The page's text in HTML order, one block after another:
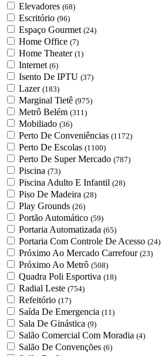
Elevadores (68)
Escritório (96)
Espaço Gourmet (24)
Home Office (7)
Home Theater (1)
Internet (6)
Isento De IPTU (37)
Lazer (183)
Marginal Tietê (975)
Metrô Belém (311)
Mobiliado (36)
Perto De Conveniências (1172)
Perto De Escolas (1100)
Perto De Super Mercado (787)
Piscina (73)
Piscina Adulto E Infantil (28)
Piso De Madeira (28)
Play Grounds (26)
Portão Automático (59)
Portaria Automatizada (65)
Portaria Com Controle De Acesso (24)
Próximo Ao Mercado Carrefour (23)
Próximo Ao Metrô (508)
Quadra Poli Esportiva (18)
Radial Leste (754)
Refeitório (17)
Saída De Emergencia (11)
Sala De Ginástica (9)
Salão Comercial Com Moradia (4)
Salão De Convenções (6)